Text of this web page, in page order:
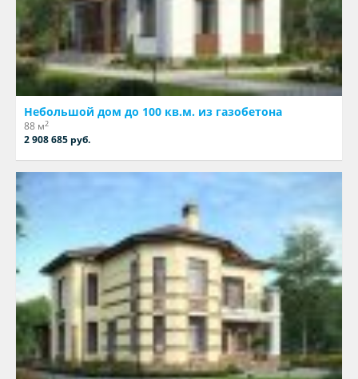
Небольшой дом до 100 кв.м. из газобетона
88 м2
2 908 685 руб.